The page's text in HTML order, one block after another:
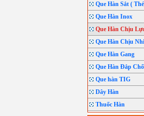
Que Hàn Sắt (
Que Hàn Inox
Que Hàn Chịu
Que Hàn Chịu
Que Hàn Gang
Que Hàn Đắp
Que hàn TIG
Dây Hàn
Thuốc Hàn